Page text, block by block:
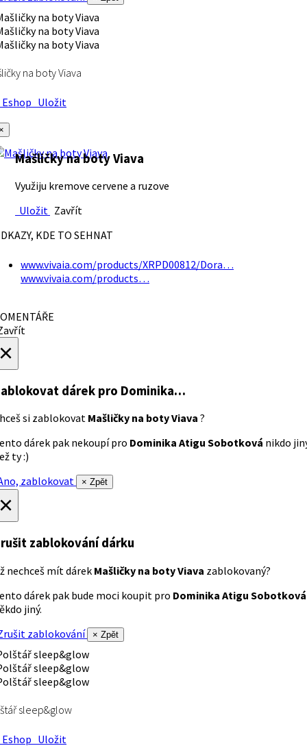
na boty Viava
Uložit
Mašličky na boty Viava
Využiju kremove cervene a ruzove
Uložit Zavřít
KDE TO SEHNAT
www.vivaia.com/products/XRPD00812/Dora…
www.vivaia.com/products…
dárek pro Dominika…
si zablokovat Mašličky na boty Viava ?
dárek pak nekoupí pro Dominika Atigu Sobotková nikdo
ty :)
zablokovat
× Zpět
zablokování dárku
nechceš mít dárek Mašličky na boty Viava zablokovaný?
dárek pak bude moci koupit pro Dominika Atigu Sobotková
jiný.
zablokování
× Zpět
sleep&glow
Uložit